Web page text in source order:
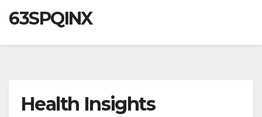
63SPQINX
Health Insights